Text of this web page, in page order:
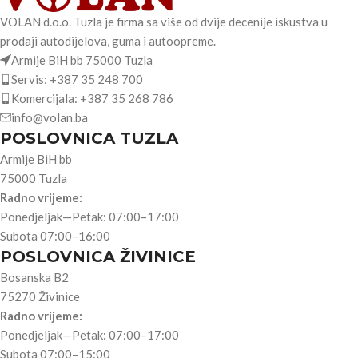
VOLAN d.o.o. Tuzla je firma sa više od dvije decenije iskustva u
prodaji autodijelova, guma i autoopreme.
Armije BiH bb 75000 Tuzla
Servis: +387 35 248 700
Komercijala: +387 35 268 786
info@volan.ba
POSLOVNICA TUZLA
Armije BiH bb
75000 Tuzla
Radno vrijeme:
Ponedjeljak—Petak: 07:00–17:00
Subota 07:00–16:00
POSLOVNICA ŽIVINICE
Bosanska B2
75270 Živinice
Radno vrijeme:
Ponedjeljak—Petak: 07:00–17:00
Subota 07:00–15:00